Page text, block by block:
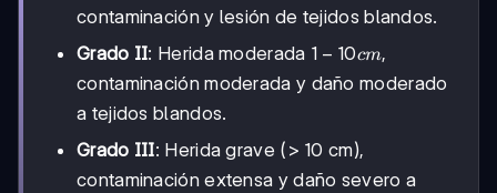
contaminación y lesión de tejidos blandos.
Grado II: Herida moderada 1-
10
cm
1 − 10cm,
contaminación moderada y daño moderado
a tejidos blandos.
Grado III: Herida grave (> 10 cm),
contaminación extensa y daño severo a